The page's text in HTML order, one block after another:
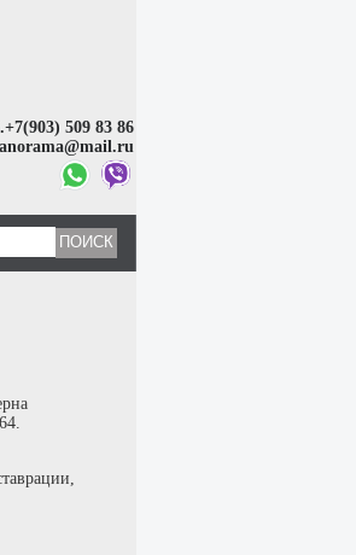
509 83 86